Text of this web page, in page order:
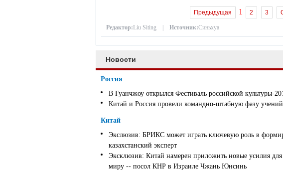
Предыдущая 1 2 3
Редактор:Liu Siting | Источник:Синьхуа
Новости
Россия
В Гуанчжоу открылся Фестиваль российской культуры-
Китай и Россия провели командно-штабную фазу
Китай
Экслюзив: БРИКС может играть ключевую роль в
казахстанский эксперт
Эксклюзив: Китай намерен приложить новые усилия для
миру -- посол КНР в Израиле Чжань Юнсинь